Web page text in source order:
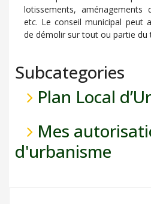
lotissements,
etc. Le conseil municipal peut
de démolir sur tout ou partie du
Subcategories
Plan Local
Mes
d'urbanisme